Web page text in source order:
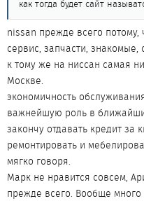
как тогда будет сайт
nissan прежде всего
сервис, запчасти, знакомые,
к тому же на ниссан самая
Москве.
экономичность
важнейшую роль в
закончу отдавать кредит за
ремонтировать и
мягко говоря.
Марк не нравится совсем,
прежде всего. Вообще много